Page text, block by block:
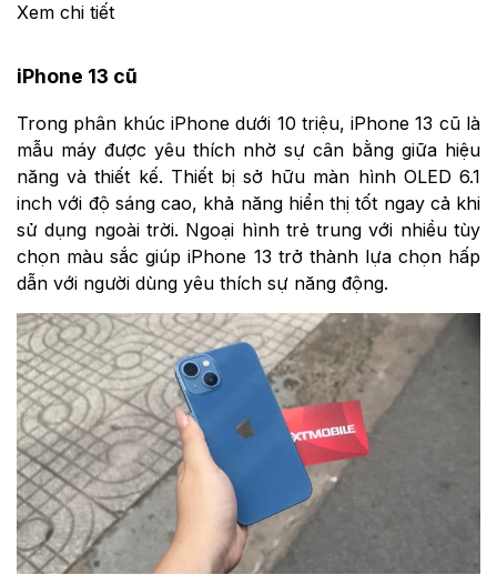
Xem chi tiết
iPhone 13 cũ
Trong phân khúc iPhone dưới 10 triệu, iPhone 13 cũ là
mẫu máy được yêu thích nhờ sự cân bằng giữa hiệu
năng và thiết kế. Thiết bị sở hữu màn hình OLED 6.1
inch với độ sáng cao, khả năng hiển thị tốt ngay cả khi
sử dụng ngoài trời. Ngoại hình trẻ trung với nhiều tùy
chọn màu sắc giúp iPhone 13 trở thành lựa chọn hấp
dẫn với người dùng yêu thích sự năng động.